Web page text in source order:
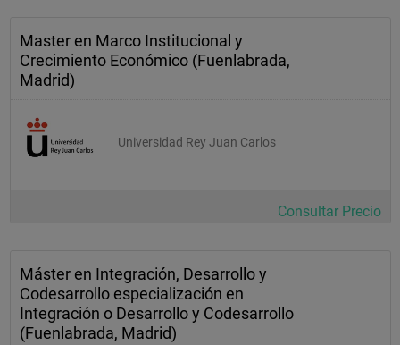
Master en Marco Institucional y
Crecimiento Económico (Fuenlabrada,
Madrid)
Universidad Rey Juan Carlos
Consultar Precio
Máster en Integración, Desarrollo y
Codesarrollo especialización en
Integración o Desarrollo y Codesarrollo
(Fuenlabrada, Madrid)